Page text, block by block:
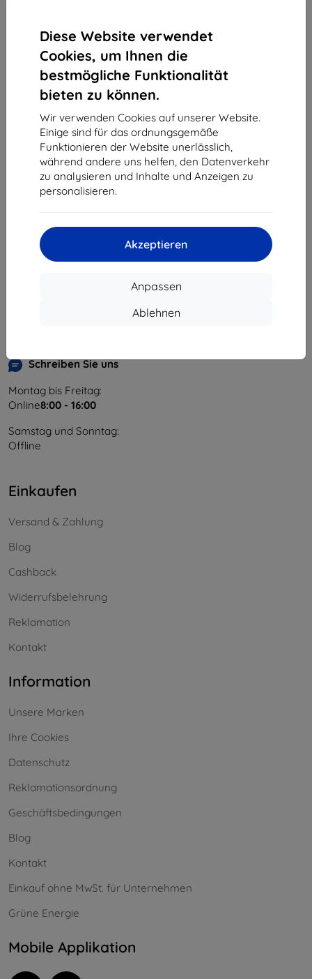
Diese Website verwendet
Cookies, um Ihnen die
bestmögliche Funktionalität
bieten zu können.
Wir verwenden Cookies auf unserer Website.
Einige sind für das ordnungsgemäße
Funktionieren der Website unerlässlich,
während andere uns helfen, den Datenverkehr
zu analysieren und Inhalte und Anzeigen zu
personalisieren.
Akzeptieren
Anpassen
Ablehnen
vom ganzen
Shield-Sk s.r.o.
Unternehmens-ID:
46701494
USt-IdNr.:SK2023549671
Schreiben Sie uns
Montag bis Freitag:
Online8:00 - 16:00
Samstag und Sonntag:
Offline
Einkaufen
Versand & Zahlung
Blog
Cashback
Widerrufsbelehrung
Reklamation
Kontakt
Information
Unsere Marken
Ihre Cookies
Datenschutz
Reklamationsordnung
Geschäftsbedingungen
Blog
Kontakt
Einkauf ohne MwSt. für Unternehmen
Grüne Energie
Mobile Applikation